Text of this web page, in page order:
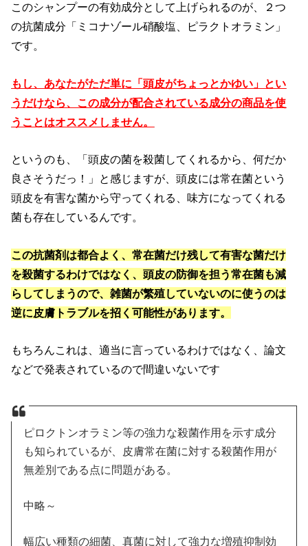
このシャンプーの有効成分として上げられるのが、２つ
の抗菌成分「ミコナゾール硝酸塩、ピラクトオラミン」
です。
もし、あなたがただ単に「頭皮がちょっとかゆい」とい
うだけなら、この成分が配合されている成分の商品を使
うことはオススメしません。
というのも、「頭皮の菌を殺菌してくれるから、何だか
良さそうだっ！」と感じますが、頭皮には常在菌という
頭皮を有害な菌から守ってくれる、味方になってくれる
菌も存在しているんです。
この抗菌剤は都合よく、常在菌だけ残して有害な菌だけ
を殺菌するわけではなく、頭皮の防御を担う常在菌も減
らしてしまうので、雑菌が繁殖していないのに使うのは
逆に皮膚トラブルを招く可能性があります。
もちろんこれは、適当に言っているわけではなく、論文
などで発表されているので間違いないです
ピロクトンオラミン等の強力な殺菌作用を示す成分
も知られているが、皮膚常在菌に対する殺菌作用が
無差別である点に問題がある。
中略～
幅広い種類の細菌、真菌に対して強力な増殖抑制効